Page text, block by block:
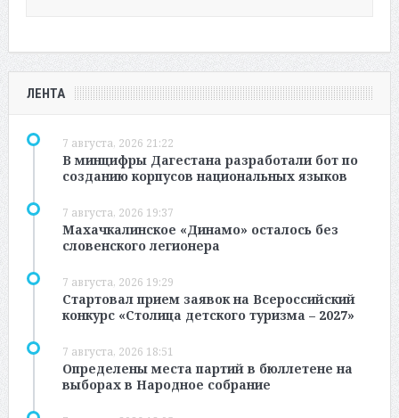
ЛЕНТА
7 августа, 2026 21:22
В минцифры Дагестана разработали бот по
созданию корпусов национальных языков
7 августа, 2026 19:37
Махачкалинское «Динамо» осталось без
словенского легионера
7 августа, 2026 19:29
Стартовал прием заявок на Всероссийский
конкурс «Столица детского туризма – 2027»
7 августа, 2026 18:51
Определены места партий в бюллетене на
выборах в Народное собрание